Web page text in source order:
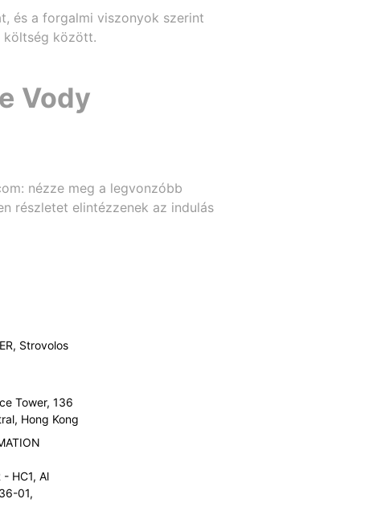
és a forgalmi viszonyok szerint
költség között.
Vody
nézze meg a legvonzóbb
részletet elintézzenek az indulás
Strovolos
Tower, 136
Hong Kong
- HC1, Al
01,